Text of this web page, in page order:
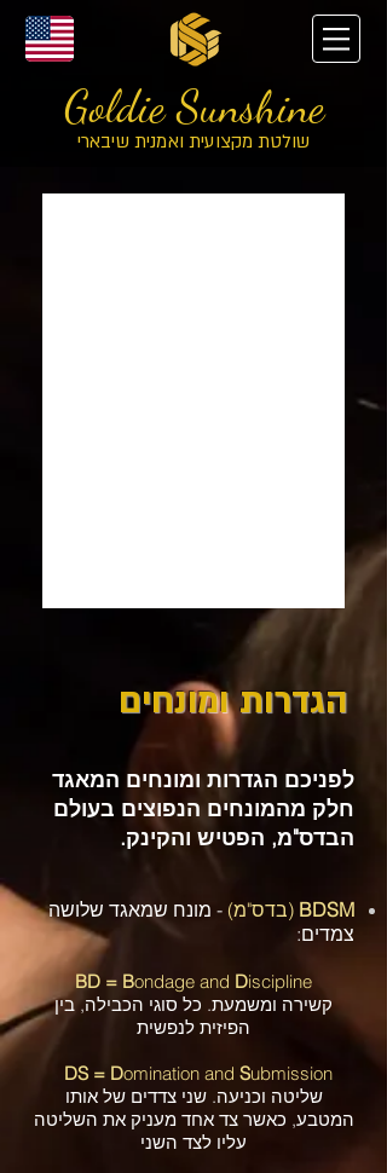
Goldie Sunshine
שולטת מקצועית ואמנית שיבארי
הגדרות ומונחים
לפניכם הגדרות ומונחים המאגד
חלק מהמונחים הנפוצים בעולם
הבדס"מ, הפטיש והקינק.
BDSM (בדס"מ) - מונח שמאגד שלושה
צמדים:
Bondage and Discipline
קשירה ומשמעת. כל סוגי הכבילה, בין
הפיזית לנפשית
DS = Domination and Submission
שליטה וכניעה. שני צדדים של אותו
המטבע, כאשר צד אחד מעניק את השליטה
עליו לצד השני